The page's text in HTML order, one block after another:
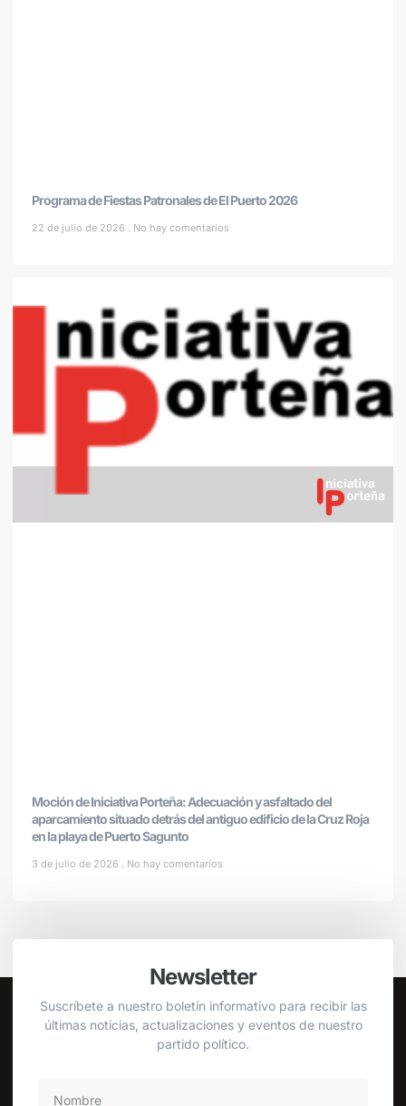
Programa de Fiestas Patronales de El Puerto 2026
22 de julio de 2026 No hay comentarios
Moción de Iniciativa Porteña: Adecuación y asfaltado del
aparcamiento situado detrás del antiguo edificio de la Cruz Roja
en la playa de Puerto Sagunto
3 de julio de 2026 No hay comentarios
Newsletter
Suscríbete a nuestro boletín informativo para recibir las
últimas noticias, actualizaciones y eventos de nuestro
partido político.